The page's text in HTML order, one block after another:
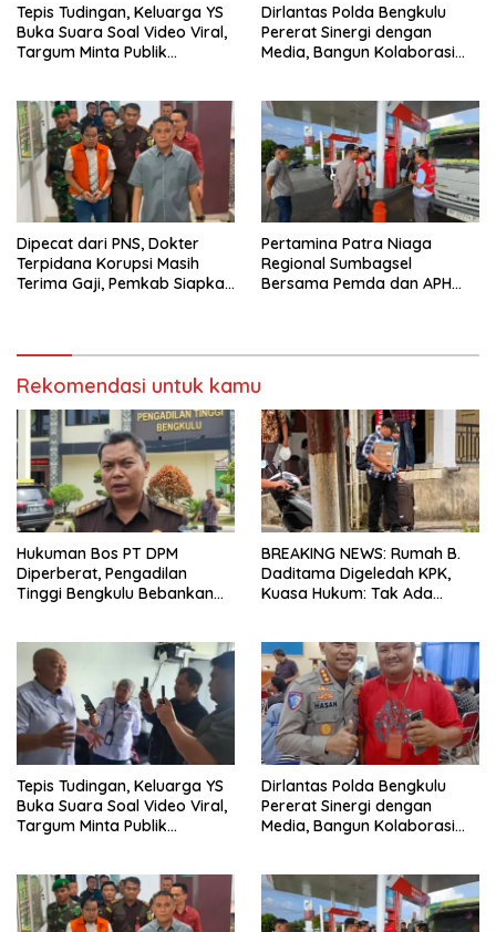
Tepis Tudingan, Keluarga YS
Buka Suara Soal Video Viral,
Targum Minta Publik
Dirlantas Polda Bengkulu
Pererat Sinergi dengan
Media, Bangun Kolaborasi
Dipecat dari PNS, Dokter
Terpidana Korupsi Masih
Terima Gaji, Pemkab Siapkan
Pertamina Patra Niaga
Regional Sumbagsel
Bersama Pemda dan APH
Rekomendasi untuk kamu
Hukuman Bos PT DPM
Diperberat, Pengadilan
Tinggi Bengkulu Bebankan
BREAKING NEWS: Rumah B.
Daditama Digeledah KPK,
Kuasa Hukum: Tak Ada
Tepis Tudingan, Keluarga YS
Buka Suara Soal Video Viral,
Targum Minta Publik
Dirlantas Polda Bengkulu
Pererat Sinergi dengan
Media, Bangun Kolaborasi